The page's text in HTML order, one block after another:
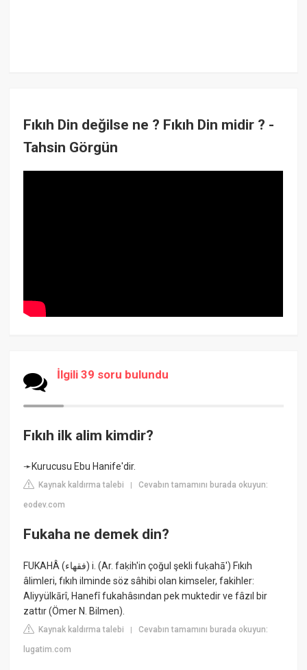
Fıkıh Din değilse ne ? Fıkıh Din midir ? -
Tahsin Görgün
İlgili 39 soru bulundu
Fıkıh ilk alim kimdir?
➛Kurucusu Ebu Hanife'dir.
Kaynak kaldırma talebi |Cevabın tamamını burada okuyun:
eodev.com
Fukaha ne demek din?
FUKAHÂ (ﻓﻘﻬﺎﺀ) i. (Ar. faḳіh'in çoğul şekli fuḳahā') Fıkıh
âlimleri, fıkıh ilminde söz sâhibi olan kimseler, fakihler:
Aliyyülkārî, Hanefî fukahâsından pek muktedir ve fâzıl bir
zattır (Ömer N. Bilmen).
Kaynak kaldırma talebi |Cevabın tamamını burada okuyun:
lugatim.com